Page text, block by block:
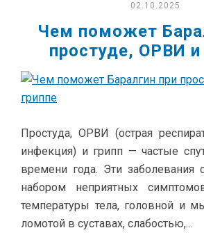
02.10.2025
Чем поможет
простуде, ОРВИ и
Простуда, ОРВИ (острая
инфекция) и грипп — частые
времени года. Эти заболевания
набором неприятных
температуры тела, головной и
ломотой в суставах, слабостью,…